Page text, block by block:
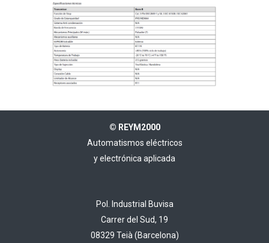
© REYM2000
Automatismos eléctricos
y electrónica aplicada
Pol. Industrial Buvisa
Carrer del Sud, 19
08329 Teià (Barcelona)